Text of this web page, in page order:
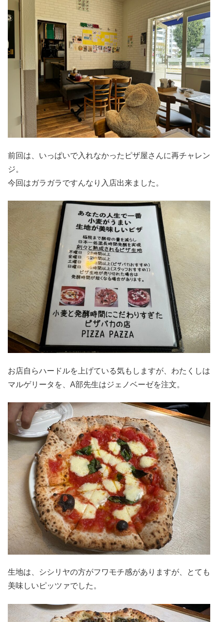
前回は、いっぱいで入れなかったピザ屋さんに再チャレン
ジ。
今回はガラガラですんなり入店出来ました。
お店自らハードルを上げている気もしますが、わたくしは
マルゲリータを、A部先生はジェノベーゼを注文。
生地は、シシリヤの方がフワモチ感がありますが、とても
美味しいピッツァでした。